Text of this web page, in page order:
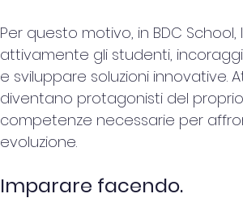
Per questo motivo, in BDC
attivamente gli studenti,
e sviluppare soluzioni
diventano protagonisti del
competenze necessarie per
evoluzione.
Imparare facendo.